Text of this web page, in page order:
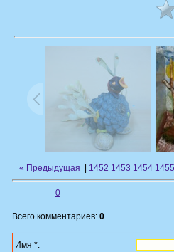
« Предыдущая 1452 1453 1454
0
Всего комментариев: 0
Имя *: